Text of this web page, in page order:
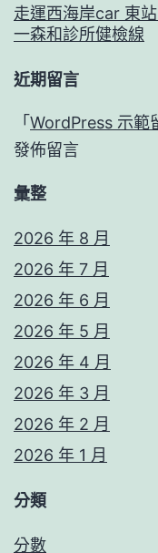
走運西海岸car 東
一森和診所健檢線
近期留言
「 WordPress 示範
發佈留言
彙整
2026 年 8 月
2026 年 7 月
2026 年 6 月
2026 年 5 月
2026 年 4 月
2026 年 3 月
2026 年 2 月
2026 年 1 月
分類
分數